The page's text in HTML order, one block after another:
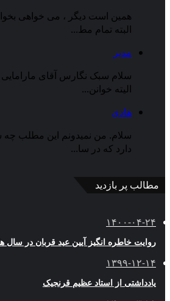
همین است دیگر ، می خواهی
البته تمام مط...
مدیر
سلام سبک نگارس آقای
الیته خوانن...
هادی
سلام. من نمیدونم این مطلب چه
دارد که در سا...
مطالب پر بازدید
۱۴۰۰-۰۴-۲۴
روایت خاطره انگیز آیین عید قربان در سال
۱۳۹۹-۱۲-۱۴
یادداشتی از استاد عظیم قرنجیک